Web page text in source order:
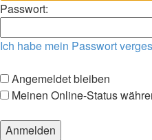
Passwort:
Ich habe mein Passwort
Angemeldet bleiben
Meinen Online-Status